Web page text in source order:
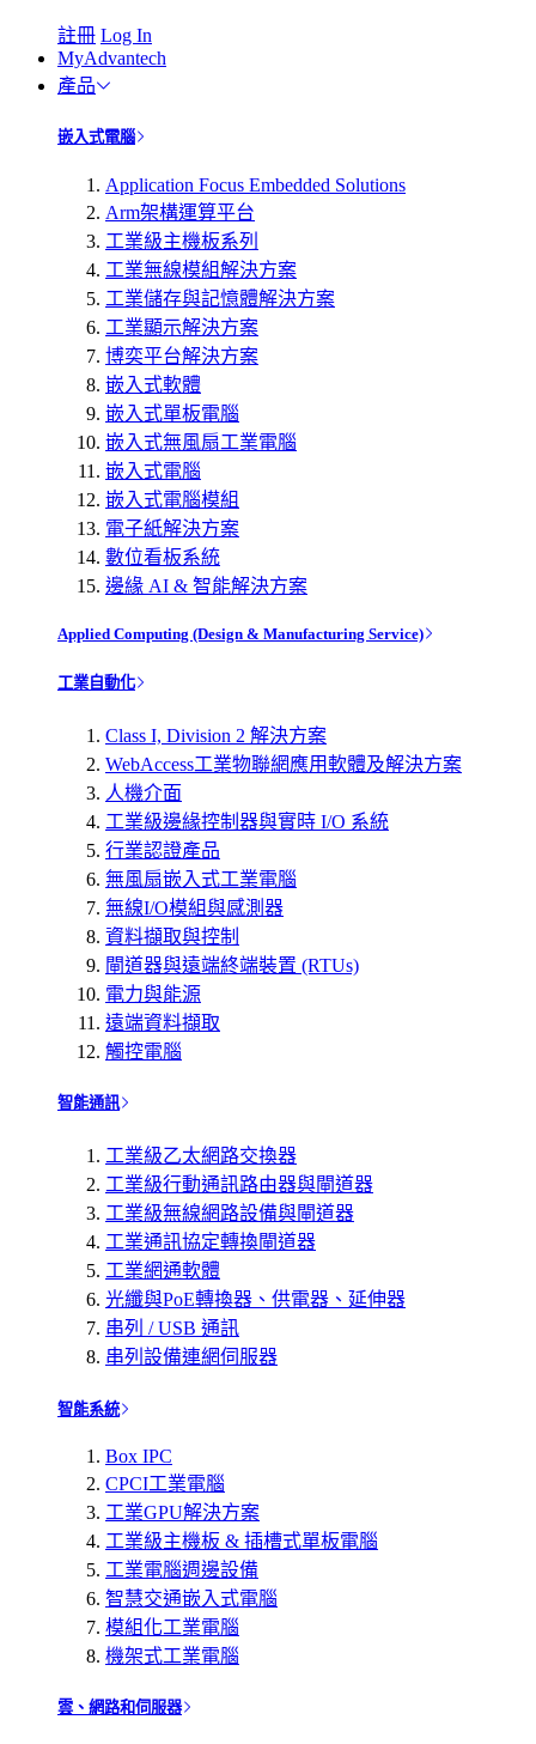
註冊 Log In
MyAdvantech
產品
嵌入式電腦
Application Focus Embedded Solutions
Arm架構運算平台
工業級主機板系列
工業無線模組解決方案
工業儲存與記憶體解決方案
工業顯示解決方案
博奕平台解決方案
嵌入式軟體
嵌入式單板電腦
嵌入式無風扇工業電腦
嵌入式電腦
嵌入式電腦模組
電子紙解決方案
數位看板系統
邊緣 AI & 智能解決方案
Applied Computing (Design & Manufacturing Service)
工業自動化
Class I, Division 2 解決方案
WebAccess工業物聯網應用軟體及解決方案
人機介面
工業級邊緣控制器與實時 I/O 系統
行業認證產品
無風扇嵌入式工業電腦
無線I/O模組與感測器
資料擷取與控制
閘道器與遠端終端裝置 (RTUs)
電力與能源
遠端資料擷取
觸控電腦
智能通訊
工業級乙太網路交換器
工業級行動通訊路由器與閘道器
工業級無線網路設備與閘道器
工業通訊協定轉換閘道器
工業網通軟體
光纖與PoE轉換器、供電器、延伸器
串列 / USB 通訊
串列設備連網伺服器
智能系統
Box IPC
CPCI工業電腦
工業GPU解決方案
工業級主機板 & 插槽式單板電腦
工業電腦週邊設備
智慧交通嵌入式電腦
模組化工業電腦
機架式工業電腦
雲、網路和伺服器